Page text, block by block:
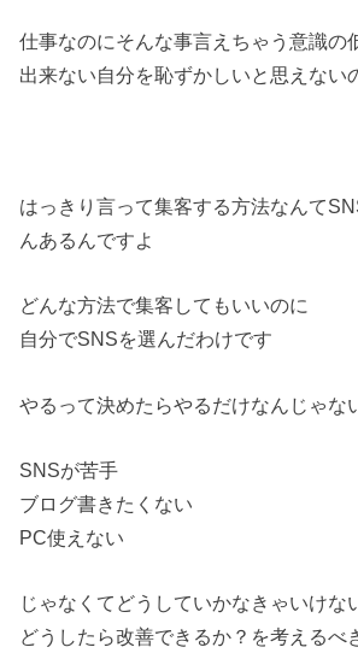
仕事なのにそんな事言えちゃう意識
出来ない自分を恥ずかしいと思えな
はっきり言って集客する方法なんて
んあるんですよ
どんな方法で集客してもいいのに
自分でSNSを選んだわけです
やるって決めたらやるだけなんじゃな
SNSが苦手
ブログ書きたくない
PC使えない
じゃなくてどうしていかなきゃいけな
どうしたら改善できるか？を考えるべ